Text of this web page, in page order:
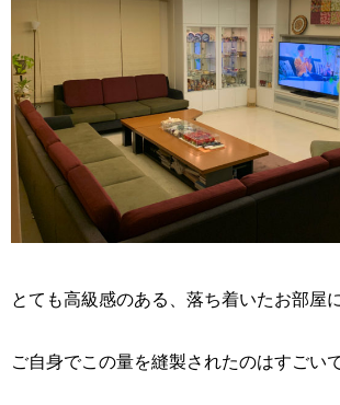
とても高級感のある、落ち着いたお部屋
ご自身でこの量を縫製されたのはすごいで